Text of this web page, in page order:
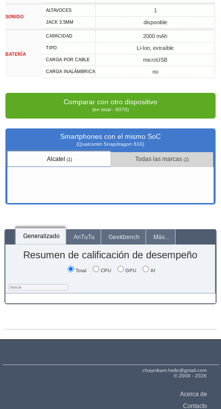
SONIDO
ALTAVOCES 1
JACK 3,5MM disponible
BATERÍA
CAPACIDAD 2000 mAh
TIPO Li-Ion, extraíble
CARGA POR CABLE microUSB
CARGA INALÁMBRICA no
Comparar con otro dispositivo
(en total - 6070)
Smartphones con el mismo SoC
(Qualcomm Snapdragon 610)
Alcatel (1) Todas las marcas(2)
Generalizado AnTuTu Geekbench Más...
Resumen de calificación de desempeño
Total CPU GPU AI
chaynikam.hello@gmail.com
© 2009 - 2026
Acerca de
Contacto